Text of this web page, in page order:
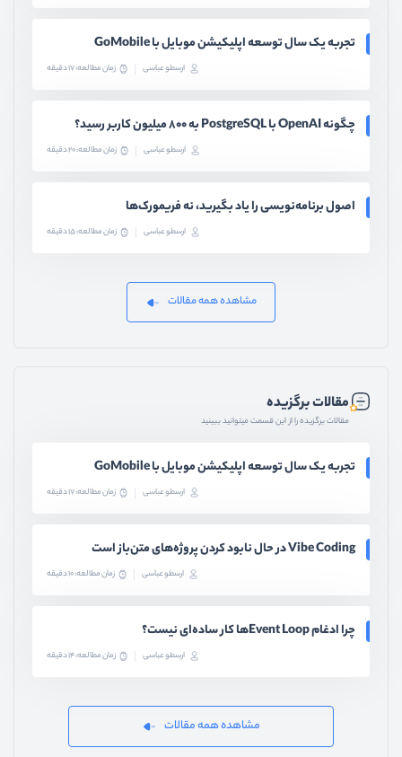
تجربه یک سال توسعه اپلیکیشن موبایل با GoMobile
ارسطو عباسی زمان مطالعه: 17 دقیقه
چگونه OpenAI با PostgreSQL به ۸۰۰ میلیون کاربر رسید؟
ارسطو عباسی زمان مطالعه: 20 دقیقه
اصول برنامه‌نویسی را یاد بگیرید، نه فریمورک‌ها
ارسطو عباسی زمان مطالعه: 15 دقیقه
مشاهده همه مقالات
مقالات برگزیده
مقالات برگزیده را از این قسمت میتوانید ببینید
تجربه یک سال توسعه اپلیکیشن موبایل با GoMobile
ارسطو عباسی زمان مطالعه: 17 دقیقه
Vibe Coding در حال نابود کردن پروژه‌های متن‌باز است
ارسطو عباسی زمان مطالعه: 10 دقیقه
چرا ادغام Event Loopها کار ساده‌ای نیست؟
ارسطو عباسی زمان مطالعه: 14 دقیقه
مشاهده همه مقالات